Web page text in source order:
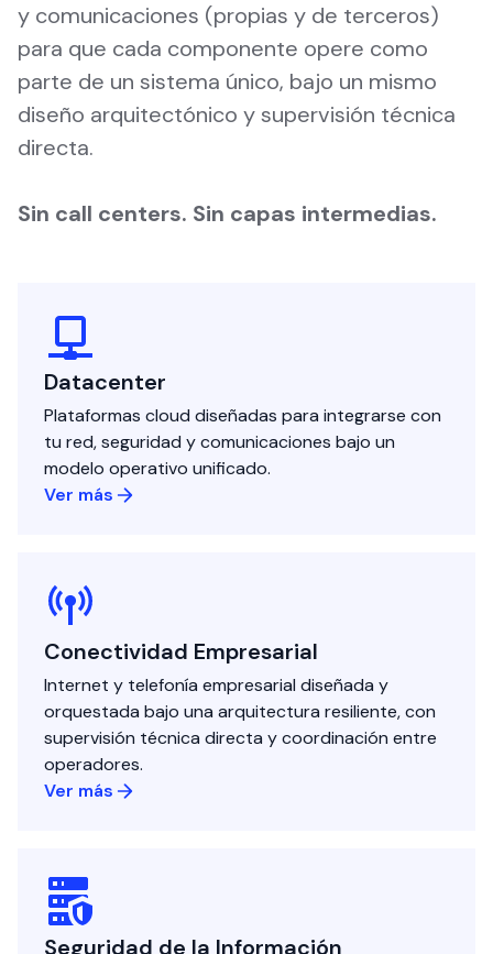
y comunicaciones (propias y de terceros)
para que cada componente opere como
parte de un sistema único, bajo un mismo
diseño arquitectónico y supervisión técnica
directa.
Sin call centers. Sin capas intermedias.
Datacenter
Plataformas cloud diseñadas para integrarse con
tu red, seguridad y comunicaciones bajo un
modelo operativo unificado.
Ver más
Conectividad Empresarial
Internet y telefonía empresarial diseñada y
orquestada bajo una arquitectura resiliente, con
supervisión técnica directa y coordinación entre
operadores.
Ver más
Seguridad de la Información